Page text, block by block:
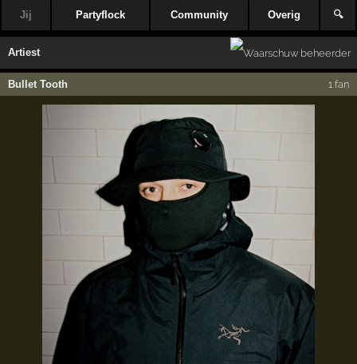
Jij Partyflock Community Overig 🔍
Artiest
Bullet Tooth 1 fan